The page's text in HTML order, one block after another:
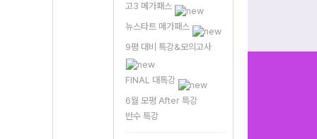
고3 메가패스
뉴스타트 메가패스
9평 대비 특강&모의고사
FINAL 대특강
6월 모평 After 특강
반수 특강